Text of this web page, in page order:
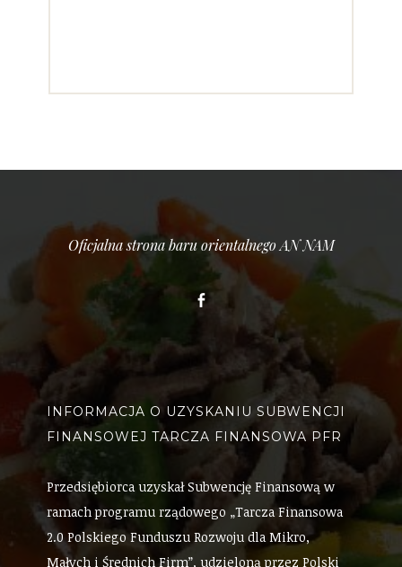
Oficjalna strona baru orientalnego AN NAM
Facebook
INFORMACJA O UZYSKANIU SUBWENCJI
FINANSOWEJ TARCZA FINANSOWA PFR
Przedsiębiorca uzyskał Subwencję Finansową w
ramach programu rządowego „Tarcza Finansowa
2.0 Polskiego Funduszu Rozwoju dla Mikro,
Małych i Średnich Firm”, udzieloną przez Polski